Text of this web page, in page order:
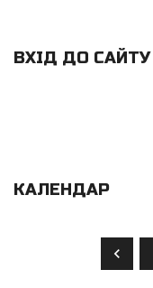
ВХІД ДО САЙТУ
КАЛЕНДАР